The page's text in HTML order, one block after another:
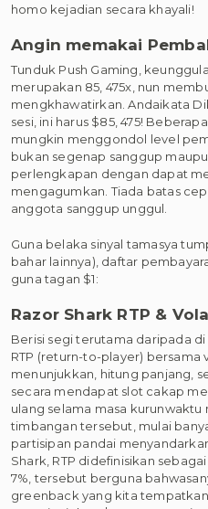
homo kejadian secara khayali!
Angin memakai
Tunduk Push Gaming,
merupakan 85, 475x, nun
mengkhawatirkan. Andaikata
sesi, ini harus $85, 475!
mungkin menggondol level
bukan segenap sanggup
perlengkapan dengan dapat
mengagumkan. Tiada batas
anggota sanggup unggul.
Guna belaka sinyal tamasya
bahar lainnya), daftar
guna tagan $1:
Razor Shark RTP &
Berisi segi terutama daripada
RTP (return-to-player) bersama
menunjukkan, hitung panjang,
secara mendapat slot cakap
ulang selama masa kurunwaktu
timbangan tersebut, mulai
partisipan pandai
Shark, RTP didefinisikan
7%, tersebut berguna
greenback yang kita